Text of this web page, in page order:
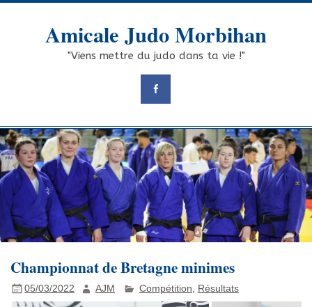
Skip
Amicale Judo Morbihan
"Viens mettre du judo dans ta vie !"
Championnat de Bretagne minimes
05/03/2022 AJM Compétition Résultats